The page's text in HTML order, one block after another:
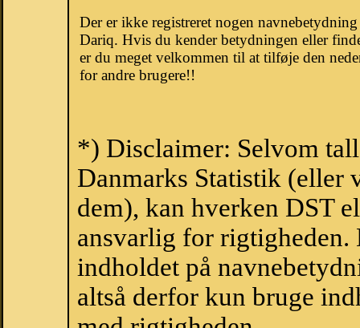
Der er ikke registreret nogen
Dariq. Hvis du kender betydningen eller
er du meget velkommen til at tilføje den
for andre brugere!!
*) Disclaimer: Selvom
Danmarks Statistik (eller
dem), kan hverken DST
ansvarlig for
indholdet på
altså derfor kun bruge